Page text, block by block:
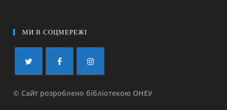
МИ В СОЦМЕРЕЖІ
© Сайт розроблено бібліотекою ОНЕУ